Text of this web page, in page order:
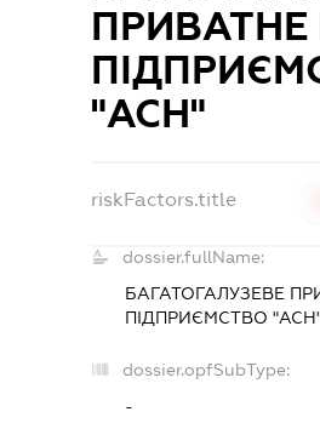
"АСН"
riskFactors.title
dossier.fullName:
БАГАТОГАЛУЗЕВЕ
ПІДПРИЄМСТВО
dossier.opfSubType:
-